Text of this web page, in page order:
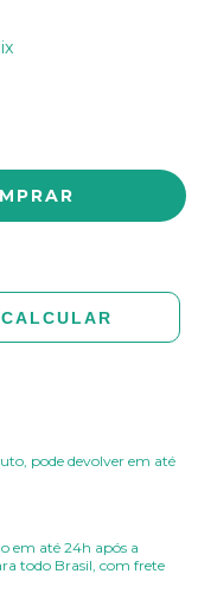
CALCULAR
pode devolver em até
em até 24h após a
todo Brasil, com frete